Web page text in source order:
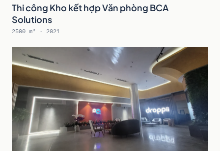
Thi công Kho kết hợp Văn phòng BCA
Solutions
2500 m² · 2021